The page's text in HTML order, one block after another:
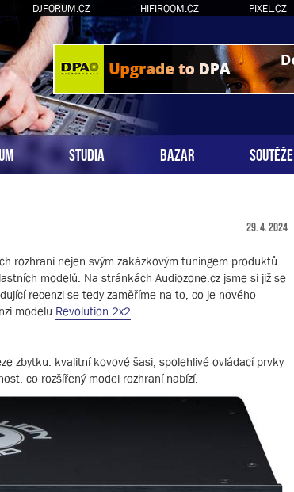
DJFORUM.CZ HIFIROOM.CZ PIXEL.CZ
STUDIA BAZAR SOUTĚŽE
29. 4. 2024
rozhraní nejen svým zakázkovým tuningem produktů
modelů. Na stránkách Audiozone.cz jsme si již se
recenzi se tedy zaměříme na to, co je nového
modelu Revolution 2x2
zbytku: kvalitní kovové šasi, spolehlivé ovládací prvky
co rozšířený model rozhraní nabízí.